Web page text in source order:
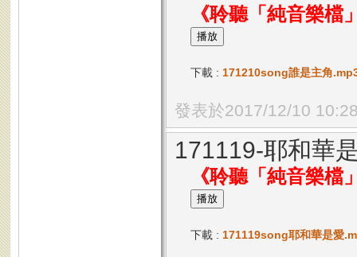
《聆聽「純音樂檔
下載 : 171210song誰是主角
發表於2017/12/10
171119-耶和華
《聆聽「純音樂檔
下載 : 171119song耶和華是愛